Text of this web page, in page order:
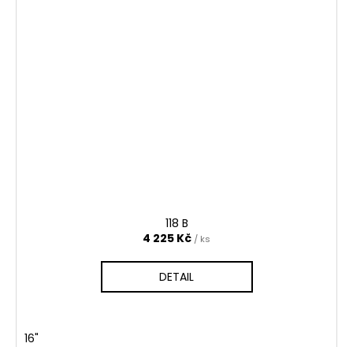
118 B
4 225 Kč / ks
DETAIL
16"